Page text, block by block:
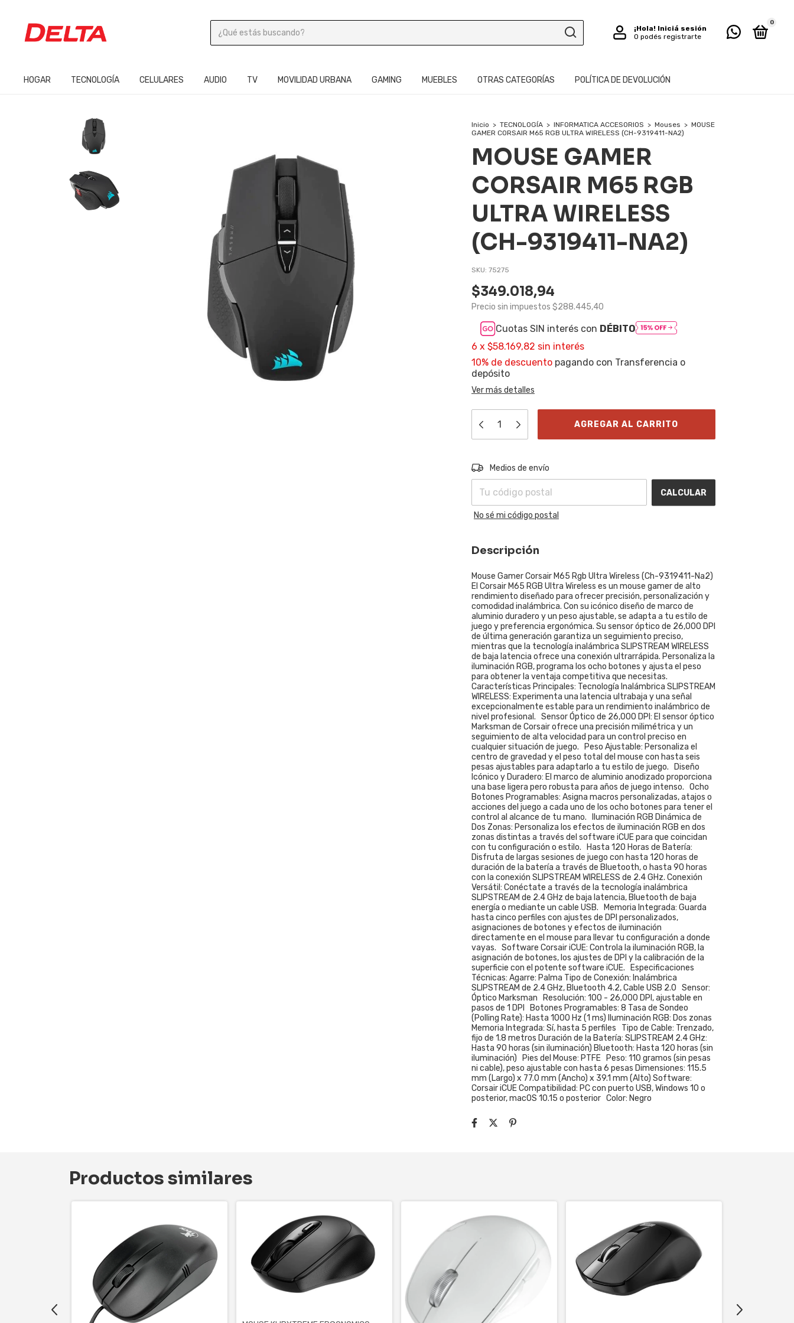
¡Hola! Iniciá sesión
O podés registrarte
0
HOGAR TECNOLOGÍA CELULARES AUDIO TV MOVILIDAD URBANA GAMING MUEBLES OTRAS CATEGORÍAS POLÍTICA DE DEVOLUCIÓN
Inicio > TECNOLOGÍA > INFORMATICA ACCESORIOS > Mouses > MOUSE
GAMER CORSAIR M65 RGB ULTRA WIRELESS (CH-9319411-NA2)
MOUSE GAMER
CORSAIR M65 RGB
ULTRA WIRELESS
(CH-9319411-NA2)
SKU: 75275
$349.018,94
Precio sin impuestos $288.445,40
Cuotas SIN interés con DÉBITO
6 x $58.169,82 sin interés
10% de descuento pagando con Transferencia o
depósito
Ver más detalles
Entregas para el CP:
Medios de envío
CALCULAR
No sé mi código postal
Descripción
Mouse Gamer Corsair M65 Rgb Ultra Wireless (Ch-9319411-Na2)
El Corsair M65 RGB Ultra Wireless es un mouse gamer de alto
rendimiento diseñado para ofrecer precisión, personalización y
comodidad inalámbrica. Con su icónico diseño de marco de
aluminio duradero y un peso ajustable, se adapta a tu estilo de
juego y preferencia ergonómica. Su sensor óptico de 26,000 DPI
de última generación garantiza un seguimiento preciso,
mientras que la tecnología inalámbrica SLIPSTREAM WIRELESS
de baja latencia ofrece una conexión ultrarrápida. Personaliza la
iluminación RGB, programa los ocho botones y ajusta el peso
para obtener la ventaja competitiva que necesitas.
Características Principales: Tecnología Inalámbrica SLIPSTREAM
WIRELESS: Experimenta una latencia ultrabaja y una señal
excepcionalmente estable para un rendimiento inalámbrico de
nivel profesional. Sensor Óptico de 26,000 DPI: El sensor óptico
Marksman de Corsair ofrece una precisión milimétrica y un
seguimiento de alta velocidad para un control preciso en
cualquier situación de juego. Peso Ajustable: Personaliza el
centro de gravedad y el peso total del mouse con hasta seis
pesas ajustables para adaptarlo a tu estilo de juego. Diseño
Icónico y Duradero: El marco de aluminio anodizado proporciona
una base ligera pero robusta para años de juego intenso. Ocho
Botones Programables: Asigna macros personalizadas, atajos o
acciones del juego a cada uno de los ocho botones para tener el
control al alcance de tu mano. Iluminación RGB Dinámica de
Dos Zonas: Personaliza los efectos de iluminación RGB en dos
zonas distintas a través del software iCUE para que coincidan
con tu configuración o estilo. Hasta 120 Horas de Batería:
Disfruta de largas sesiones de juego con hasta 120 horas de
duración de la batería a través de Bluetooth, o hasta 90 horas
con la conexión SLIPSTREAM WIRELESS de 2.4 GHz. Conexión
Versátil: Conéctate a través de la tecnología inalámbrica
SLIPSTREAM de 2.4 GHz de baja latencia, Bluetooth de baja
energía o mediante un cable USB. Memoria Integrada: Guarda
hasta cinco perfiles con ajustes de DPI personalizados,
asignaciones de botones y efectos de iluminación
directamente en el mouse para llevar tu configuración a donde
vayas. Software Corsair iCUE: Controla la iluminación RGB, la
asignación de botones, los ajustes de DPI y la calibración de la
superficie con el potente software iCUE. Especificaciones
Técnicas: Agarre: Palma Tipo de Conexión: Inalámbrica
SLIPSTREAM de 2.4 GHz, Bluetooth 4.2, Cable USB 2.0 Sensor:
Óptico Marksman Resolución: 100 - 26,000 DPI, ajustable en
pasos de 1 DPI Botones Programables: 8 Tasa de Sondeo
(Polling Rate): Hasta 1000 Hz (1 ms) Iluminación RGB: Dos zonas
Memoria Integrada: Sí, hasta 5 perfiles Tipo de Cable: Trenzado,
fijo de 1.8 metros Duración de la Batería: SLIPSTREAM 2.4 GHz:
Hasta 90 horas (sin iluminación) Bluetooth: Hasta 120 horas (sin
iluminación) Pies del Mouse: PTFE Peso: 110 gramos (sin pesas
ni cable), peso ajustable con hasta 6 pesas Dimensiones: 115.5
mm (Largo) x 77.0 mm (Ancho) x 39.1 mm (Alto) Software:
Corsair iCUE Compatibilidad: PC con puerto USB, Windows 10 o
posterior, macOS 10.15 o posterior Color: Negro
Productos similares